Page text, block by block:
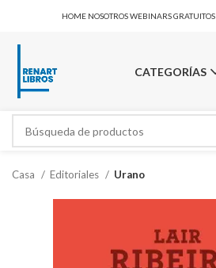
HOME NOSOTROSWEBINARS GRATUITOS
CATEGORÍAS
Casa Editoriales Urano